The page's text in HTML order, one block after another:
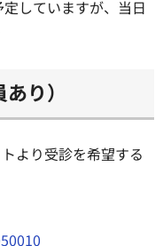
していますが、当日
り）
より受診を希望する